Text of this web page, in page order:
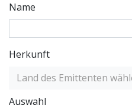
Name
Herkunft
Land des Emittenten
Auswahl